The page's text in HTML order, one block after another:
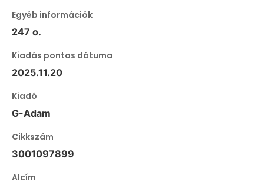
Egyéb információk
247 o.
Kiadás pontos dátuma
2025.11.20
Kiadó
G-Adam
Cikkszám
3001097899
Alcím